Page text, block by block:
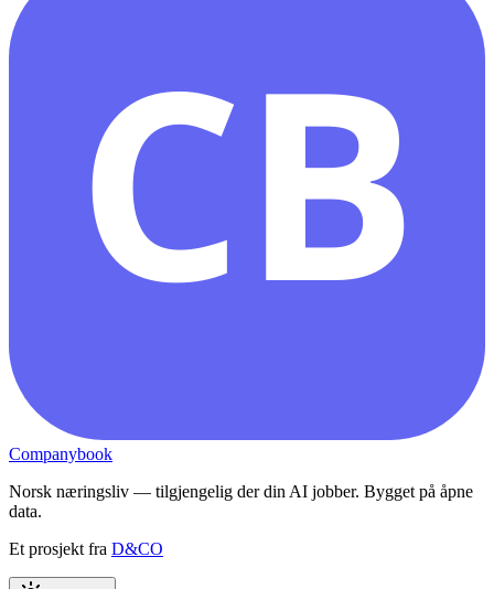
CB
Companybook
Norsk næringsliv — tilgjengelig der din AI jobber. Bygget på åpne
data.
Et prosjekt fra D&CO